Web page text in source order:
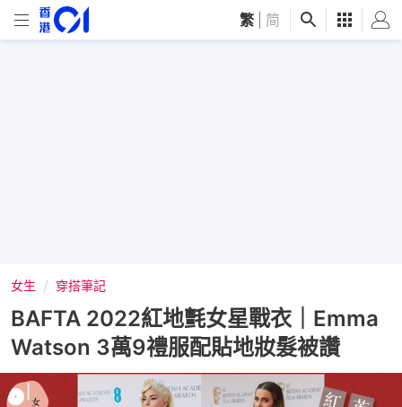
繁 简
女生 穿搭筆記
BAFTA 2022紅地氈女星戰衣｜Emma
Watson 3萬9禮服配貼地妝髮被讚